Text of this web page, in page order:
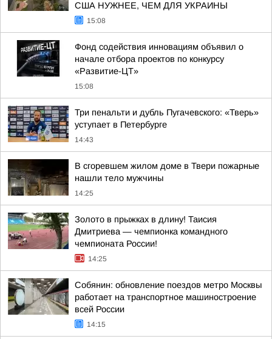
США НУЖНЕЕ, ЧЕМ ДЛЯ УКРАИНЫ
15:08
Фонд содействия инновациям объявил о
начале отбора проектов по конкурсу
«Развитие-ЦТ»
15:08
Три пенальти и дубль Пугачевского: «Тверь»
уступает в Петербурге
14:43
В сгоревшем жилом доме в Твери пожарные
нашли тело мужчины
14:25
Золото в прыжках в длину! Таисия
Дмитриева — чемпионка командного
чемпионата России!
14:25
Собянин: обновление поездов метро Москвы
работает на транспортное машиностроение
всей России
14:15